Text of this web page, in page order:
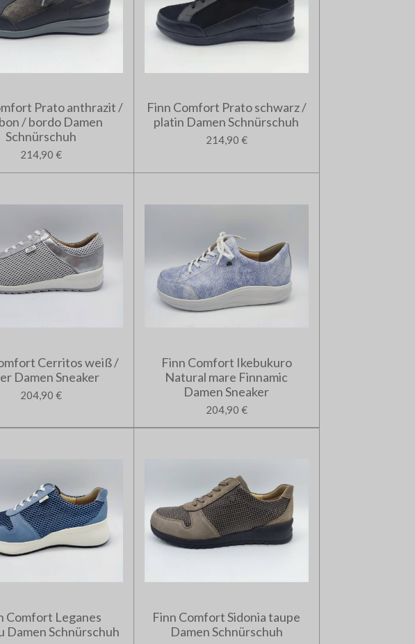
Prato anthrazit /
/ bordo Damen
Schnürschuh
214,90 €
Finn Comfort Prato schwarz /
platin Damen Schnürschuh
214,90 €
Cerritos weiß /
Damen Sneaker
204,90 €
Finn Comfort Ikebukuro
Natural mare Finnamic
Damen Sneaker
204,90 €
Comfort Leganes
Damen Schnürschuh
Finn Comfort Sidonia taupe
Damen Schnürschuh